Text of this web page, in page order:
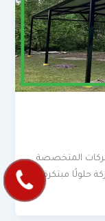
المتخصصة
حلولًا مبتكرة